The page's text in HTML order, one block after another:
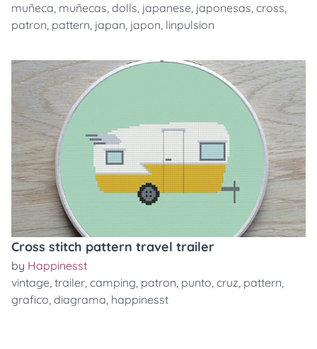
muñeca, muñecas, dolls, japanese, japonesas, cross,
patron, pattern, japan, japon, linpulsion
Cross stitch pattern travel trailer
by Happinesst
vintage, trailer, camping, patron, punto, cruz, pattern,
grafico, diagrama, happinesst